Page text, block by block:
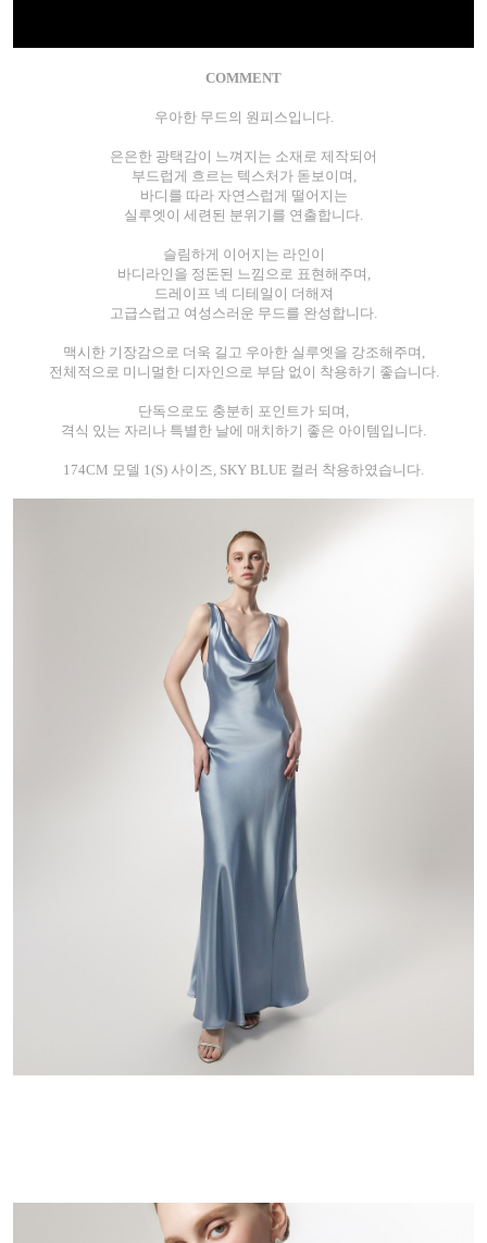
COMMENT
우아한 무드의 원피스입니다.
은은한 광택감이 느껴지는 소재로 제작되어
부드럽게 흐르는 텍스처가 돋보이며,
바디를 따라 자연스럽게 떨어지는
실루엣이 세련된 분위기를 연출합니다.
슬림하게 이어지는 라인이
바디라인을 정돈된 느낌으로 표현해주며,
드레이프 넥 디테일이 더해져
고급스럽고 여성스러운 무드를 완성합니다.
맥시한 기장감으로 더욱 길고 우아한 실루엣을 강조해주며,
전체적으로 미니멀한 디자인으로 부담 없이 착용하기 좋습니다.
단독으로도 충분히 포인트가 되며,
격식 있는 자리나 특별한 날에 매치하기 좋은 아이템입니다.
174CM 모델 1(S) 사이즈, SKY BLUE 컬러 착용하였습니다.